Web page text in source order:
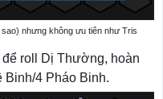
nhưng không ưu tiên như Tris
roll Dị Thường, hoàn
Binh/4 Pháo Binh.